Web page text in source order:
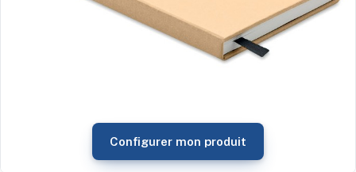
Configurer mon produit